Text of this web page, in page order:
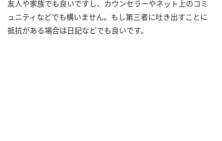
友人や家族でも良いですし、カウンセラーやネット上のコミ
ュニティなどでも構いません。もし第三者に吐き出すことに
抵抗がある場合は日記などでも良いです。